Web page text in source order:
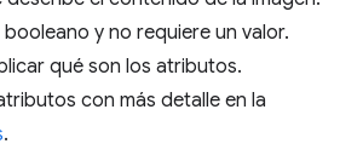
booleano y no requiere un valor.
qué son los atributos.
con más detalle en la
.